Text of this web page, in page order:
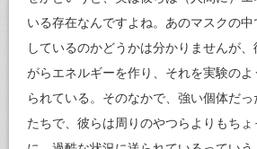
いる存在なんですよね。あのマスクの
しているのかどうかは分かりませんが
がらエネルギーを作り、それを実験のよ
られている。そのなかで、強い個体だ
たちで、彼らは周りのやつらよりもち